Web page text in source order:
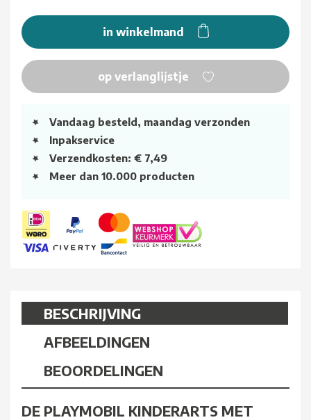
in winkelmand
op verlanglijstje
Vandaag besteld, maandag verzonden
Inpakservice
Verzendkosten: € 7,49
Meer dan 10.000 producten
BESCHRIJVING
AFBEELDINGEN
BEOORDELINGEN
DE PLAYMOBIL KINDERARTS MET